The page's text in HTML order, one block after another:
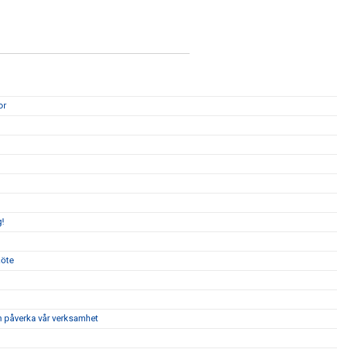
påverka vår verksamhet